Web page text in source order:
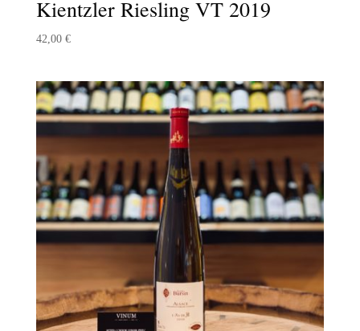
Kientzler Riesling VT 2019
42,00 €